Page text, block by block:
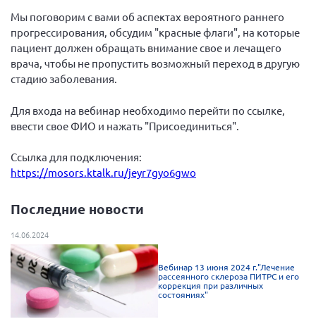
Второй съезд
Третий съезд
Четвертый съезд
Пятый съезд
Шестой съезд
ОФ «Фонд содействия больным рассеянным
Новости: Казахстан
Нормативно-правовые документы
Методическая литература для НКО
Публичные отчеты
Исследования, аналитика, мнения
Всероссийская онлайн конференция
"Рассеянный склероз. XX лет работы
Мы поговорим с вами об аспектах вероятного раннего
прогрессирования, обсудим "красные флаги", на которые
пациент должен обращать внимание свое и лечащего
врача, чтобы не пропустить возможный переход в другую
стадию заболевания.
Для входа на вебинар необходимо перейти по ссылке,
ввести свое ФИО и нажать "Присоединиться".
Ссылка для подключения:
https://mosors.ktalk.ru/jeyr7gyo6gwo
Последние новости
14.06.2024
Вебинар 13 июня 2024 г."Лечение
рассеянного склероза ПИТРС и его
коррекция при различных
состояниях"